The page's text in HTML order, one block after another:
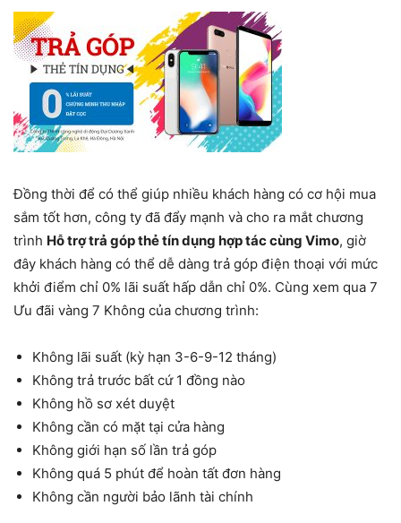
Đồng thời để có thể giúp nhiều khách hàng có cơ hội mua
sắm tốt hơn, công ty đã đẩy mạnh và cho ra mắt chương
trình Hỗ trợ trả góp thẻ tín dụng hợp tác cùng Vimo, giờ
đây khách hàng có thể dễ dàng trả góp điện thoại với mức
khởi điểm chỉ 0% lãi suất hấp dẫn chỉ 0%. Cùng xem qua 7
Ưu đãi vàng 7 Không của chương trình:
Không lãi suất (kỳ hạn 3-6-9-12 tháng)
Không trả trước bất cứ 1 đồng nào
Không hồ sơ xét duyệt
Không cần có mặt tại cửa hàng
Không giới hạn số lần trả góp
Không quá 5 phút để hoàn tất đơn hàng
Không cần người bảo lãnh tài chính